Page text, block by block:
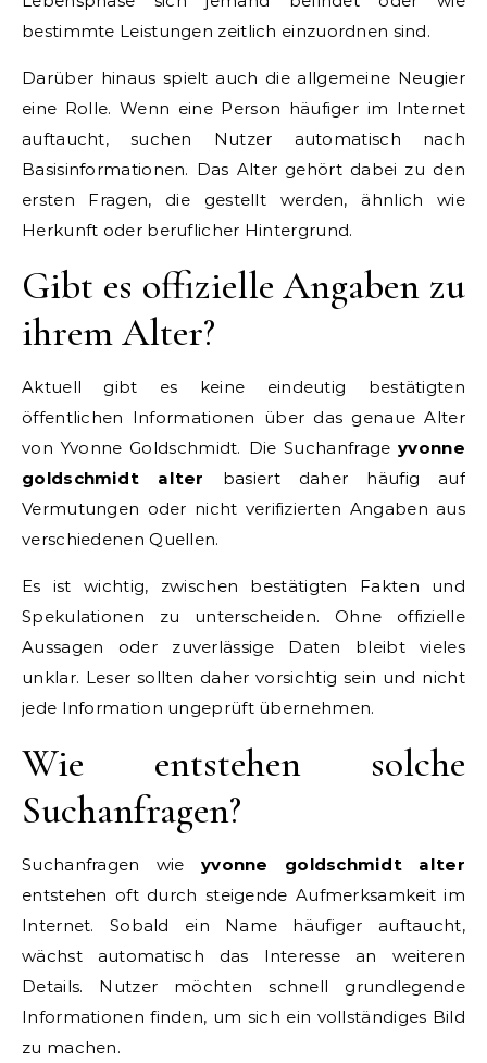
bestimmte Leistungen zeitlich einzuordnen sind.
Darüber hinaus spielt auch die allgemeine Neugier
eine Rolle. Wenn eine Person häufiger im Internet
auftaucht, suchen Nutzer automatisch nach
Basisinformationen. Das Alter gehört dabei zu den
ersten Fragen, die gestellt werden, ähnlich wie
Herkunft oder beruflicher Hintergrund.
Gibt es offizielle Angaben zu
ihrem Alter?
Aktuell gibt es keine eindeutig bestätigten
öffentlichen Informationen über das genaue Alter
von Yvonne Goldschmidt. Die Suchanfrageyvonne
goldschmidt alter basiert daher häufig auf
Vermutungen oder nicht verifizierten Angaben aus
verschiedenen Quellen.
Es ist wichtig, zwischen bestätigten Fakten und
Spekulationen zu unterscheiden. Ohne offizielle
Aussagen oder zuverlässige Daten bleibt vieles
unklar. Leser sollten daher vorsichtig sein und nicht
jede Information ungeprüft übernehmen.
Wie entstehen solche
Suchanfragen?
Suchanfragen wie yvonne goldschmidt alter
entstehen oft durch steigende Aufmerksamkeit im
Internet. Sobald ein Name häufiger auftaucht,
wächst automatisch das Interesse an weiteren
Details. Nutzer möchten schnell grundlegende
Informationen finden, um sich ein vollständiges Bild
zu machen.